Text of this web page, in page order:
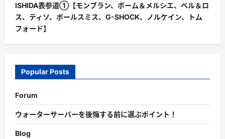
ISHIDA表参道①【モンブラン、ボーム＆メルシエ、ベル＆ロ
ス、ティソ、ポールスミス、G-SHOCK、ノルケイン、トム
フォード】
Popular Posts
Forum
ウォーターサーバーを後悔する前に選ぶポイント！
Blog